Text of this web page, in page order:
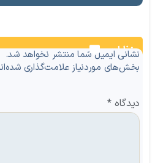
نظرات
نشانی ایمیل شما منتشر نخواهد شد.
بخش‌های موردنیاز علامت‌گذاری
دیدگاه*